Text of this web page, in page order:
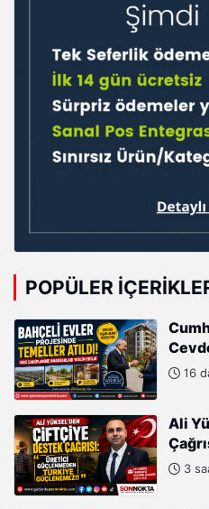
POPÜLER
16
Ali
3